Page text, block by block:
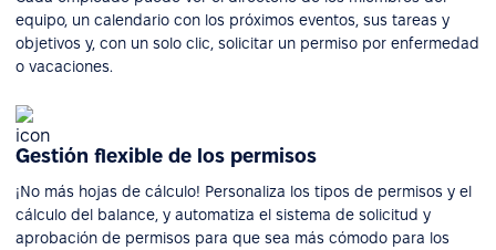
equipo, un calendario con los próximos eventos, sus tareas y
objetivos y, con un solo clic, solicitar un permiso por enfermedad
o vacaciones.
Gestión flexible de los permisos
¡No más hojas de cálculo! Personaliza los tipos de permisos y el
cálculo del balance, y automatiza el sistema de solicitud y
aprobación de permisos para que sea más cómodo para los